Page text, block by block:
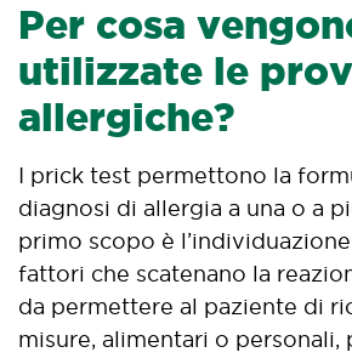
Per cosa
utilizzate le
allergiche?
I prick test permettono la
diagnosi di allergia a una o a
primo scopo è
fattori che scatenano la
da permettere al paziente di
misure, alimentari o personali,